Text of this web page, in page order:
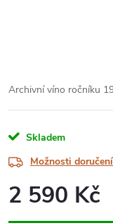
Archivní víno ročníku
Skladem
Možnosti doručení
2 590 Kč